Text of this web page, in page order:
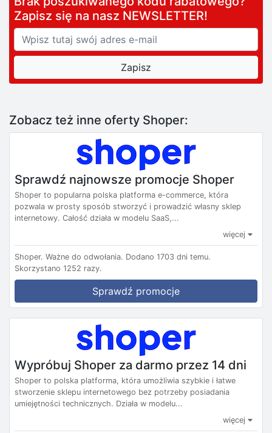
Zapisz się na nasz NEWSLETTER!
Zobacz też inne oferty Shoper:
Sprawdź najnowsze promocje Shoper
Shoper to popularna polska platforma e-commerce, która
pozwala w prosty sposób stworzyć i prowadzić własny sklep
internetowy. Całość działa w modelu SaaS,...
więcej
Shoper. Ważne do odwołania. Dodano 1703 dni temu.
Skorzystano 1252 razy.
Sprawdź promocje
Wypróbuj Shoper za darmo przez 14 dni
Shoper to polska platforma, która umożliwia szybkie i łatwe
stworzenie sklepu internetowego bez potrzeby posiadania
umiejętności technicznych. Działa w modelu...
więcej